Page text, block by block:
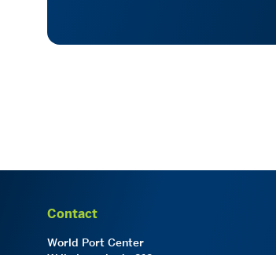
Contact
World Port Center